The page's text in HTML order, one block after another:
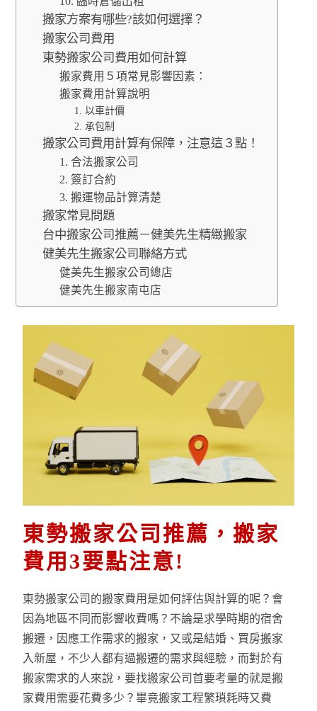
搬家方案有哪些?該如何選擇？
搬家公司費用
東勢搬家公司費用如何計算
搬家費用５項常見影響因素：
搬家費用計算說明
1. 以車計價
2. 承包制
搬家公司費用計算有保障，注意這３點！
1. 合法搬家公司
2. 簽訂合約
3. 搬運物品計算清楚
搬家常見問題
台中搬家公司推薦－健美先生精緻搬家
健美先生搬家公司聯絡方式
健美先生搬家公司總店
健美先生搬家南屯店
東勢搬家公司推薦，搬家
費用3要點注意!
東勢搬家公司的搬家費用是如何評估與計算的呢？會
因為地區不同而影響收費嗎？不論是求學時期的宿舍
搬遷，因應工作需求的搬家，又或是結婚、買房搬家
入新屋，不少人都有過搬遷的需求與經驗，而對於有
搬家需求的人來說，要找搬家公司首要考量的就是搬
家費用需要花費多少？畢竟搬家工程繁瑣耗時又費